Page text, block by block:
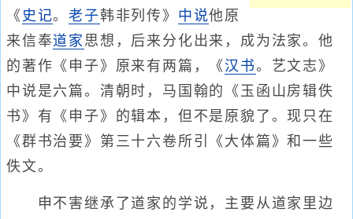
《 史记。老子韩非列传》 中说他原
来信奉道家 思想，后来分化出来，成为法家。他
的著作《申子》原来有两篇，《 汉书。艺文志》
中说是六篇。清朝时，马国翰的《玉函山房辑佚
书》有《申子》的辑本，但不是原貌了。现只在
《群书治要》第三十六卷所引《大体篇》和一些
佚文。
申不害继承了道家的学说，主要从道家里边